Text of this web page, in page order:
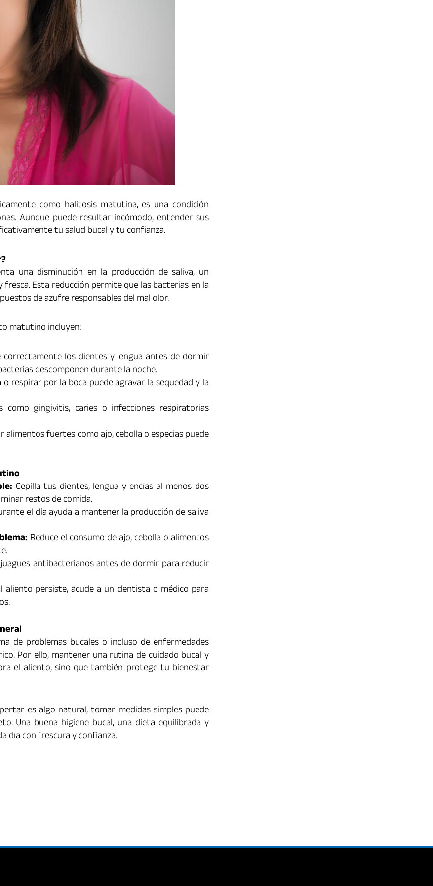
como halitosis matutina, es una condición
Aunque puede resultar incómodo, entender sus
tu salud bucal y tu confianza.
una disminución en la producción de saliva, un
Esta reducción permite que las bacterias en la
de azufre responsables del mal olor.
matutino incluyen:
correctamente los dientes y lengua antes de dormir
descomponen durante la noche.
respirar por la boca puede agravar la sequedad y la
como gingivitis, caries o infecciones respiratorias
alimentos fuertes como ajo, cebolla o especias puede
Cepilla tus dientes, lengua y encías al menos dos
restos de comida.
el día ayuda a mantener la producción de saliva
Reduce el consumo de ajo, cebolla o alimentos
antibacterianos antes de dormir para reducir
aliento persiste, acude a un dentista o médico para
de problemas bucales o incluso de enfermedades
Por ello, mantener una rutina de cuidado bucal y
el aliento, sino que también protege tu bienestar
es algo natural, tomar medidas simples puede
Una buena higiene bucal, una dieta equilibrada y
día con frescura y confianza.